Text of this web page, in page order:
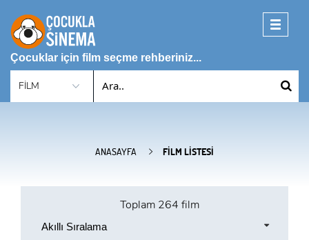
Toggle
Çocuklar için film seçme rehberiniz...
ANASAYFA FILM LISTESI
Toplam 264 film
Akıllı Sıralama